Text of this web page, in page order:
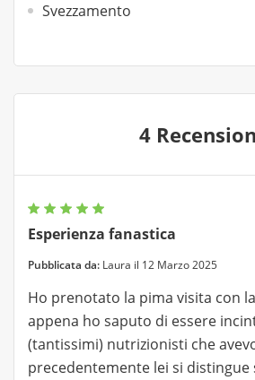
Svezzamento
4
Esperienza fanastica
Pubblicata da: Laura il 12 Marzo 2025
Ho prenotato la pima visita con
appena ho saputo di essere
(tantissimi) nutrizionisti che
precedentemente lei si